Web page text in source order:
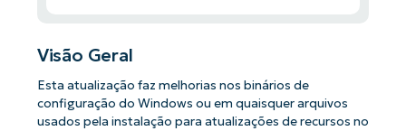
Visão Geral
Esta atualização faz melhorias nos binários de
configuração do Windows ou em quaisquer arquivos
usados ​​pela instalação para atualizações de recursos no